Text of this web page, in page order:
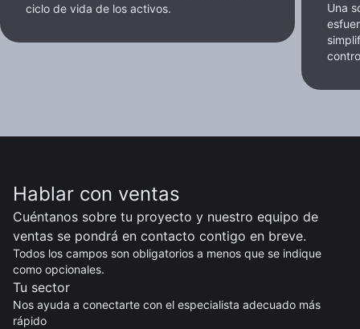
ciclo de vida de los activos.
Una
Hablar con ventas
Cuéntanos sobre tu proyecto y nuestro equipo de
ventas se pondrá en contacto contigo en breve.
Todos los campos son obligatorios a menos que se indique
como opcionales.
Tu sector
Nos ayuda a conectarte con el especialista adecuado más
rápido